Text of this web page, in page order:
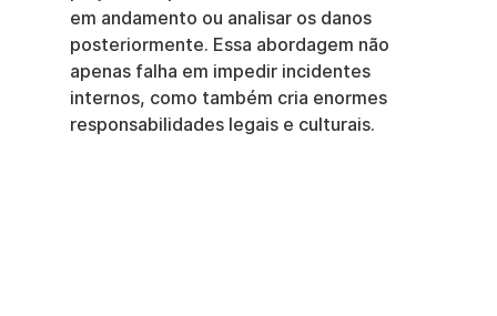
em andamento ou analisar os danos
posteriormente. Essa abordagem não
apenas falha em impedir incidentes
internos, como também cria enormes
responsabilidades legais e culturais.